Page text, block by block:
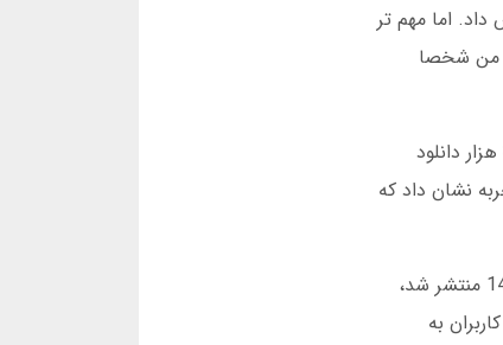
داد. اما مهم تر
در آن زمان، من شخصا
در سال 1400، دل بت تصمیم به ورود به بازار موبایل گرفت. اپلیکیشن اندروید در خرداد ماه منتشر شد و تا پایان سال، 800 هزار دانلود
مشکل را حل کرد. این تجربه نشان داد که
اکنون در سال 1404، دل بت به بزرگترین پلتفرم شرط بندی در خاورمیانه تبدیل شده است. در گزارش داخلی که در اسفند 1403 منتشر شد،
به